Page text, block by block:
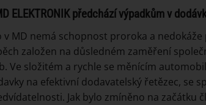
ELEKTRONIK předchází výpadkům v
v MD nemá schopnost proroka a
založen na důsledném zaměření
Ve složitém a rychle se měnícím
na efektivní dodavatelský řetězec, se
Jak bylo zmíněno na